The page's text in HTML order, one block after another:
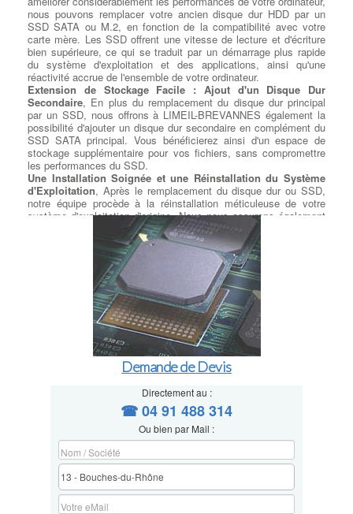
nous pouvons remplacer votre ancien disque dur HDD par un
SSD SATA ou M.2, en fonction de la compatibilité avec votre
carte mère. Les SSD offrent une vitesse de lecture et d'écriture
bien supérieure, ce qui se traduit par un démarrage plus rapide
du système d'exploitation et des applications, ainsi qu'une
réactivité accrue de l'ensemble de votre ordinateur.
Extension de Stockage Facile : Ajout d'un Disque Dur
Secondaire, En plus du remplacement du disque dur principal
par un SSD, nous offrons à LIMEIL-BREVANNES également la
possibilité d'ajouter un disque dur secondaire en complément du
SSD SATA principal. Vous bénéficierez ainsi d'un espace de
stockage supplémentaire pour vos fichiers, sans compromettre
les performances du SSD.
Une Installation Soignée et une Réinstallation du Système
d'Exploitation, Après le remplacement du disque dur ou SSD,
notre équipe procède à la réinstallation méticuleuse de votre
système d'exploitation d'origine. Nous nous assurons également
de respecter la licence utilisateur du client pour une expérience
Exploitez la Puissance du M.2 : Installation Selon Votre
, Si votre carte mère est équipée d'un port M.2
disponible, à LIMEIL-BREVANNES nous proposons l'installation
de SSD M.2 SATA ou PCIe, selon les spécifications de votre
modèle. Vous pourrez ainsi exploiter pleinement la rapidité de
cette technologie de pointe.
Transfert de Données Sécurisé et Précis, Nous comprenons
l'importance de vos données personnelles et professionnelles.
C'est pourquoi nous prenons le plus grand soin de transférer vos
données récupérées sur le nouveau disque en respectant les
contenu reste intact et accessible comme avant, sans risque de
perte de données. Améliorez les performances de votre
ordinateur en optant pour notre service de remplacement de
disque dur et SSD. Faites confiance à notre équipe compétente
pour une migration en douceur vers la rapidité, la fiabilité et
l'efficacité d'un SSD.
à LIMEIL-BREVANNES Contactez-nous dès aujourd'hui pour en
savoir plus sur nos services de réparation d'ordinateurs et pour
planifier votre remplacement de disque dur ou SSD. Votre
satisfaction est notre priorité absolue.
Demande de Devis
Directement au :
☎ 04 91 488 314
Ou bien par Mail :